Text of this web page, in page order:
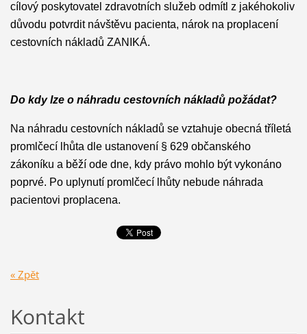
cílový poskytovatel zdravotních služeb odmítl z jakéhokoliv
důvodu potvrdit návštěvu pacienta, nárok na proplacení
cestovních nákladů ZANIKÁ.
Do kdy lze o náhradu cestovních nákladů požádat?
Na náhradu cestovních nákladů se vztahuje obecná tříletá
promlčecí lhůta dle ustanovení § 629 občanského
zákoníku a běží ode dne, kdy právo mohlo být vykonáno
poprvé. Po uplynutí promlčecí lhůty nebude náhrada
pacientovi proplacena.
« Zpět
Kontakt